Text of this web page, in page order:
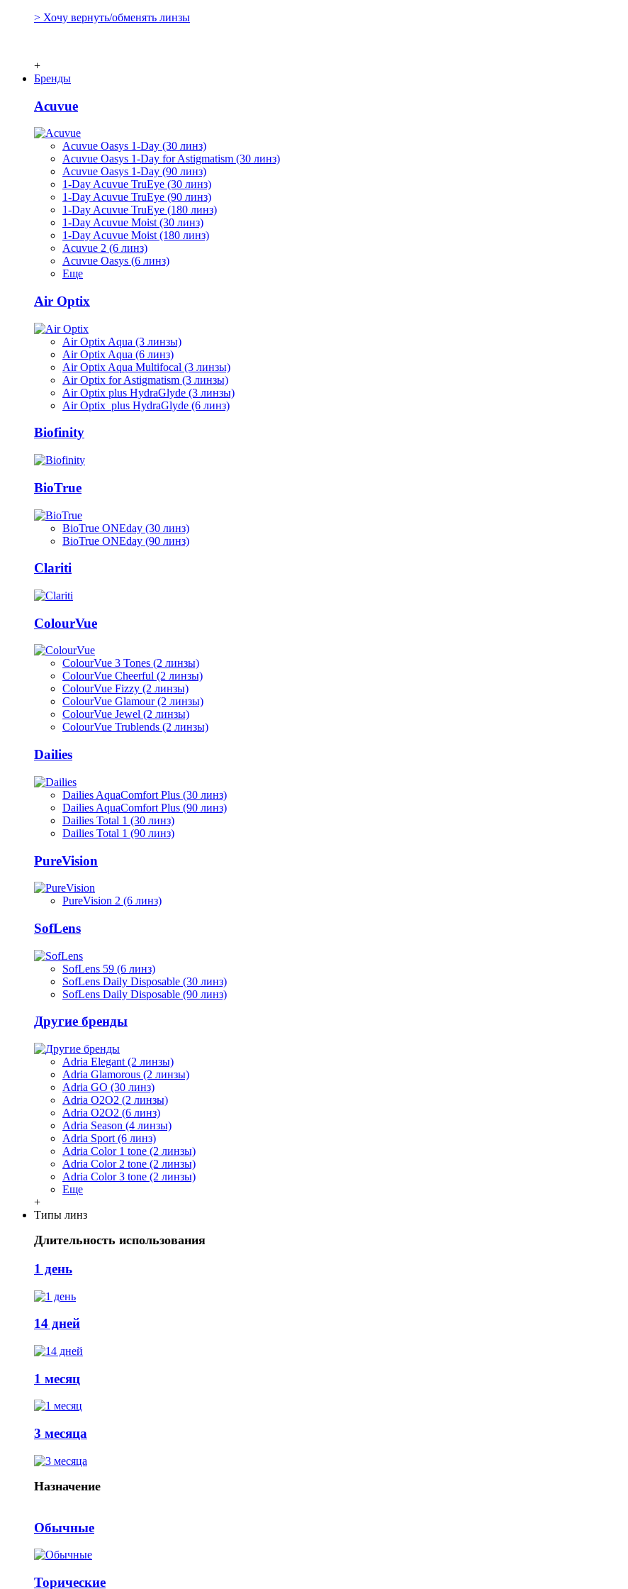
> Хочу вернуть/обменять линзы
+
Бренды
Acuvue
Acuvue Oasys 1-Day (30 линз)
Acuvue Oasys 1-Day for Astigmatism (30 линз)
Acuvue Oasys 1-Day (90 линз)
1-Day Acuvue TruEye (30 линз)
1-Day Acuvue TruEye (90 линз)
1-Day Acuvue TruEye (180 линз)
1-Day Acuvue Moist (30 линз)
1-Day Acuvue Moist (180 линз)
Acuvue 2 (6 линз)
Acuvue Oasys (6 линз)
Еще
Air Optix
Air Optix Aqua (3 линзы)
Air Optix Aqua (6 линз)
Air Optix Aqua Multifocal (3 линзы)
Air Optix for Astigmatism (3 линзы)
Air Optix plus HydraGlyde (3 линзы)
Air Optix plus HydraGlyde (6 линз)
Biofinity
BioTrue
BioTrue ONEday (30 линз)
BioTrue ONEday (90 линз)
Clariti
ColourVue
ColourVue 3 Tones (2 линзы)
ColourVue Cheerful (2 линзы)
ColourVue Fizzy (2 линзы)
ColourVue Glamour (2 линзы)
ColourVue Jewel (2 линзы)
ColourVue Trublends (2 линзы)
Dailies
Dailies AquaComfort Plus (30 линз)
Dailies AquaComfort Plus (90 линз)
Dailies Total 1 (30 линз)
Dailies Total 1 (90 линз)
PureVision
PureVision 2 (6 линз)
SofLens
SofLens 59 (6 линз)
SofLens Daily Disposable (30 линз)
SofLens Daily Disposable (90 линз)
Другие бренды
Adria Elegant (2 линзы)
Adria Glamorous (2 линзы)
Adria GO (30 линз)
Adria O2O2 (2 линзы)
Adria O2O2 (6 линз)
Adria Season (4 линзы)
Adria Sport (6 линз)
Adria Сolor 1 tone (2 линзы)
Adria Сolor 2 tone (2 линзы)
Adria Сolor 3 tone (2 линзы)
Еще
+
Типы линз
Длительность использования
1 день
14 дней
1 месяц
3 месяца
Назначение
Обычные
Торические